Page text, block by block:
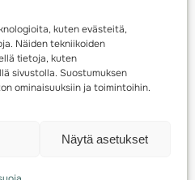
kuten evästeitä,
Näiden tekniikoiden
tietoja, kuten
sivustolla. Suostumuksen
ominaisuuksiin ja toimintoihin.
Näytä asetukset